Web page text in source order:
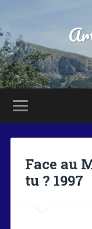
Face au
tu ? 1997